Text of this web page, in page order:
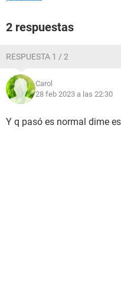
2 respuestas
RESPUESTA 1 / 2
Carol
28 feb 2023 a las 22:30
Y q pasó es normal dime